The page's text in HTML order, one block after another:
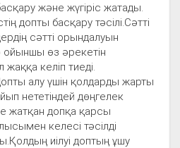
және жүгіріс жатады.
допты басқару тәсілі.Сәтті
сәтті орындалуын
ойыншы өз әрекетін
келіп тиеді.
алу үшін қолдарды жарты
нететіндей дөңгелек
жатқан допқа қарсы
келесі тәсілді
иілуі доптың ұшу